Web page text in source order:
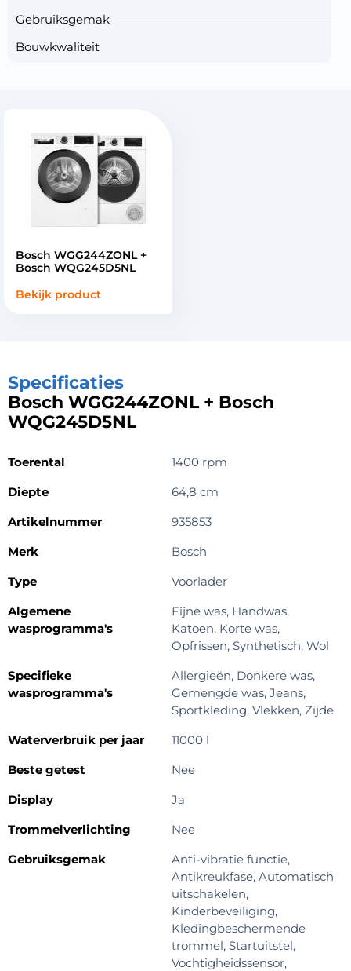
Gebruiksgemak
Bouwkwaliteit
Bosch WGG244ZONL +
Bosch WQG245D5NL
Bekijk product
Specificaties
Bosch WGG244ZONL + Bosch
WQG245D5NL
Toerental
1400 rpm
Diepte
64,8 cm
Artikelnummer
935853
Merk
Bosch
Type
Voorlader
Algemene
wasprogramma's
Fijne was, Handwas,
Katoen, Korte was,
Opfrissen, Synthetisch, Wol
Specifieke
wasprogramma's
Allergieën, Donkere was,
Gemengde was, Jeans,
Sportkleding, Vlekken, Zijde
Waterverbruik per jaar
11000 l
Beste getest
Nee
Display
Ja
Trommelverlichting
Nee
Gebruiksgemak
Anti-vibratie functie,
Antikreukfase, Automatisch
uitschakelen,
Kinderbeveiliging,
Kledingbeschermende
trommel, Startuitstel,
Vochtigheidssensor,